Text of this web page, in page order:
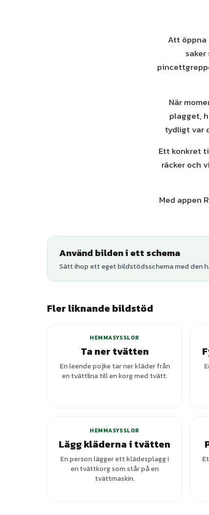
Att
När
plagget,
tydligt var
Ett konkret
räcker och
Med appen
Använd bilden i ett schema
Sätt ihop ett eget bildstödsschema med den
Fler liknande bildstöd
+1varianter
HEMMASYSSLOR
Ta ner tvätten
En leende pojke tar ner kläder från
en tvättlina till en korg med tvätt.
HEMMASYSSLOR
Lägg kläderna i tvätten
En person lägger ett klädesplagg i
en tvättkorg som står på en
tvättmaskin.